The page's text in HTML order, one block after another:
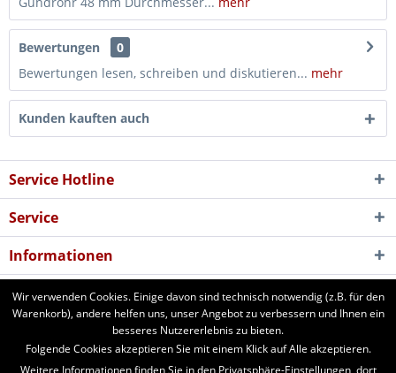
Bewertungen
0
Bewertungen lesen, schreiben und diskutieren... mehr
Kunden kauften auch
Service Hotline
Service
Informationen
Newsletter
aforst.com - Ihr Fachhändler für Patura Weide- und Stalltechnik,
Weidezäune, Euronetze, electra Weidezaungeräte. 24 Stunden online
Wir verwenden Cookies. Einige davon sind technisch notwendig (z.B. für den
Warenkorb), andere helfen uns, unser Angebot zu verbessern und Ihnen ein
besseres Nutzererlebnis zu bieten.
Folgende Cookies akzeptieren Sie mit einem Klick auf Alle akzeptieren.
Weitere Informationen finden Sie in den Privatsphäre-Einstellungen, dort